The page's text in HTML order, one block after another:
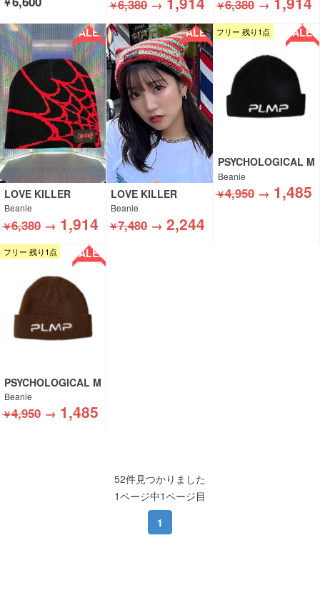
￥ ￥6,380→ ￥6,380→
SALE!!
LOVE KILLER
Beanie
￥6,380 → 1,914
SALE!!
LOVE KILLER
Beanie
￥7,480→2,244
フリー 残り1点 SALE!!
PSYCHOLOGICAL M
ETAMORPHOSIS
Beanie
￥4,950→ 1,485
フリー 残り1点 SALE!!
PSYCHOLOGICAL M
ETAMORPHOSIS
Beanie
￥4,950 → 1,485
52件見つかりました
1ページ中1ページ目
1